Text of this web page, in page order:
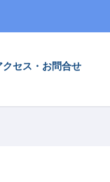
クセス・お問合せ